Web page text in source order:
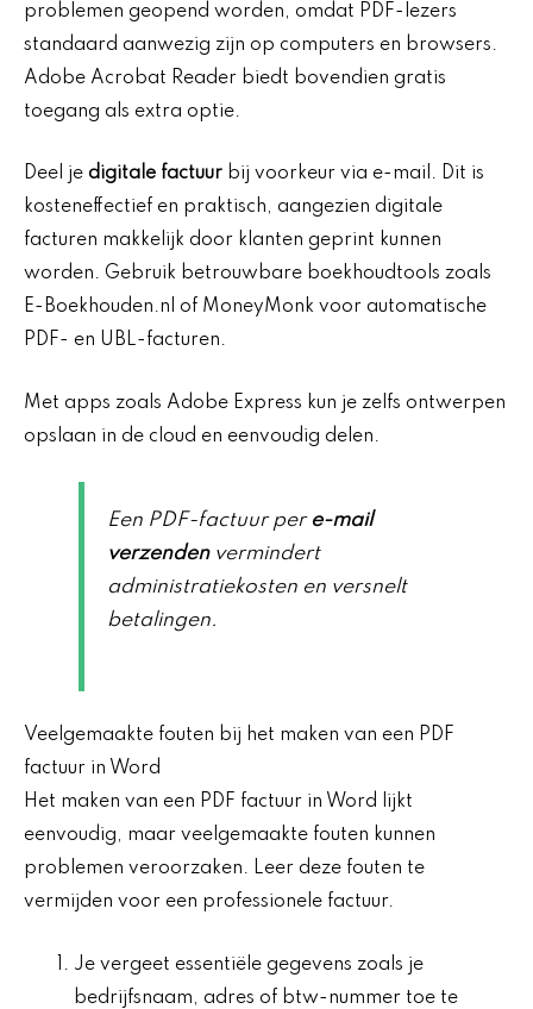
problemen geopend worden, omdat PDF-lezers
standaard aanwezig zijn op computers en browsers.
Adobe Acrobat Reader biedt bovendien gratis
toegang als extra optie.
Deel je digitale factuur bij voorkeur via e-mail. Dit is
kosteneffectief en praktisch, aangezien digitale
facturen makkelijk door klanten geprint kunnen
worden. Gebruik betrouwbare boekhoudtools zoals
E-Boekhouden.nl of MoneyMonk voor automatische
PDF- en UBL-facturen.
Met apps zoals Adobe Express kun je zelfs ontwerpen
opslaan in de cloud en eenvoudig delen.
Een PDF-factuur per e-mail
verzendenvermindert
administratiekosten en versnelt
betalingen.
Veelgemaakte fouten bij het maken van een PDF
factuur in Word
Het maken van een PDF factuur in Word lijkt
eenvoudig, maar veelgemaakte fouten kunnen
problemen veroorzaken. Leer deze fouten te
vermijden voor een professionele factuur.
Je vergeet essentiële gegevens zoals je
bedrijfsnaam, adres of btw-nummer toe te